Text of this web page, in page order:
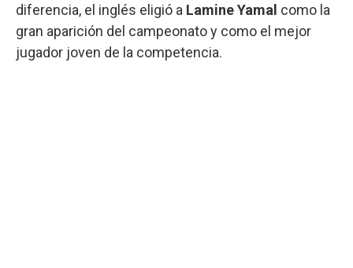
diferencia, el inglés eligió a LamineYamal como la
gran aparición del campeonato y como el mejor
jugador joven de la competencia.